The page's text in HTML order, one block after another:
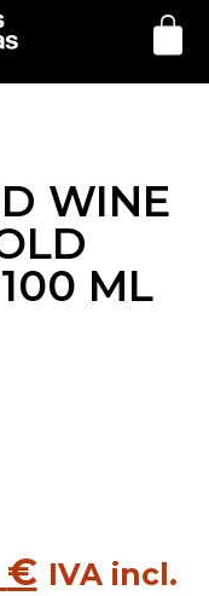
WINE
ML
€ IVA incl.